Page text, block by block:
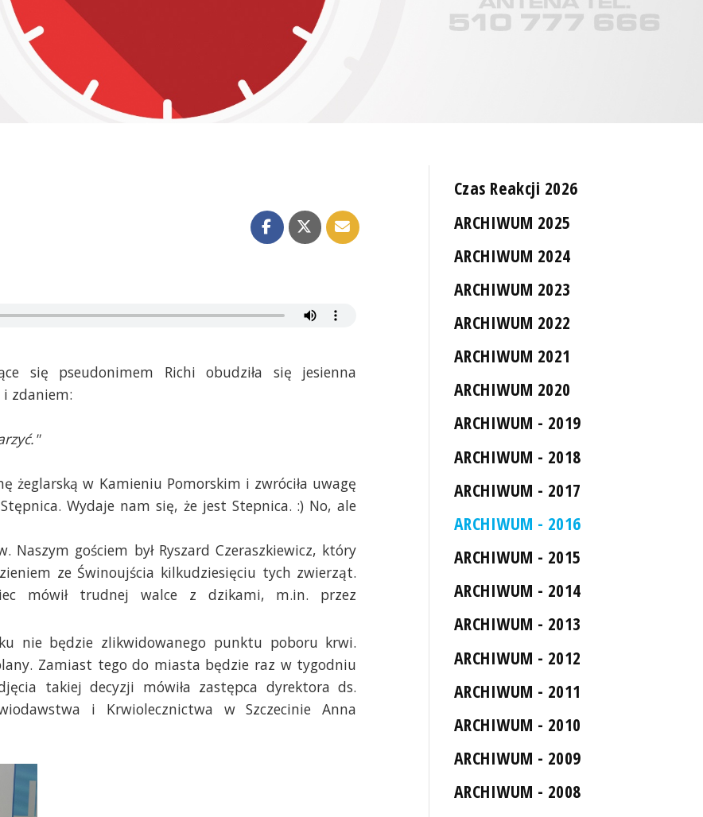
się pseudonimem Richi obudziła się jesienna
zdaniem:
żeglarską w Kamieniu Pomorskim i zwróciła uwagę
Wydaje nam się, że jest Stepnica. :) No, ale
gościem był Ryszard Czeraszkiewicz, który
ze Świnoujścia kilkudziesięciu tych zwierząt.
mówił trudnej walce z dzikami, m.in. przez
nie będzie zlikwidowanego punktu poboru krwi.
Zamiast tego do miasta będzie raz w tygodniu
takiej decyzji mówiła zastępca dyrektora ds.
i Krwiolecznictwa w Szczecinie Anna
Czas Reakcji 2026
ARCHIWUM 2025
ARCHIWUM 2024
ARCHIWUM 2023
ARCHIWUM 2022
ARCHIWUM 2021
ARCHIWUM 2020
ARCHIWUM - 2019
ARCHIWUM - 2018
ARCHIWUM - 2017
ARCHIWUM - 2016
ARCHIWUM - 2015
ARCHIWUM - 2014
ARCHIWUM - 2013
ARCHIWUM - 2012
ARCHIWUM - 2011
ARCHIWUM - 2010
ARCHIWUM - 2009
ARCHIWUM - 2008